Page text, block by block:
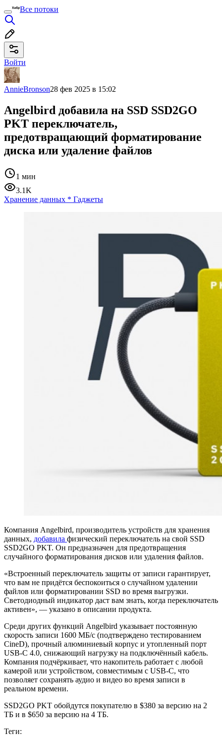
Все потоки
Войти
AnnieBronson28 фев 2025 в 15:02
Angelbird добавила на SSD SSD2GO
PKT переключатель,
предотвращающий форматирование
диска или удаление файлов
1 мин
3.1K
Хранение данных * Гаджеты
Компания Angelbird, производитель устройств для хранения
данных, добавила физический переключатель на свой SSD
SSD2GO PKT. Он предназначен для предотвращения
случайного форматирования дисков или удаления файлов.
«Встроенный переключатель защиты от записи гарантирует,
что вам не придётся беспокоиться о случайном удалении
файлов или форматировании SSD во время выгрузки.
Светодиодный индикатор даст вам знать, когда переключатель
активен», — указано в описании продукта.
Среди других функций Angelbird указывает постоянную
скорость записи 1600 МБ/с (подтверждено тестированием
CineD), прочный алюминиевый корпус и утопленный порт
USB-C 4.0, снижающий нагрузку на подключённый кабель.
Компания подчёркивает, что накопитель работает с любой
камерой или устройством, совместимым с USB-C, что
позволяет сохранять аудио и видео во время записи в
реальном времени.
SSD2GO PKT обойдутся покупателю в $380 за версию на 2
ТБ и в $650 за версию на 4 ТБ.
Теги: